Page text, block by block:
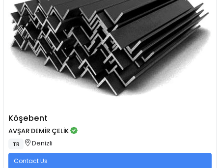
Köşebent
AVŞAR DEMİR ÇELİK
TR Denizli
Contact Us